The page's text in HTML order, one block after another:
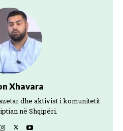
Xhavara
dhe aktivist i komunitetit
në Shqipëri.